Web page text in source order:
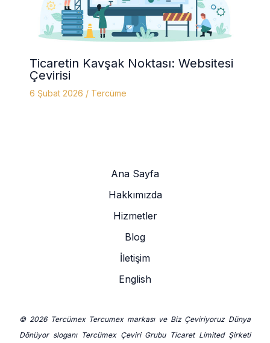
Ticaretin Kavşak Noktası: Websitesi
Çevirisi
6 Şubat 2026 / Tercüme
Ana Sayfa
Hakkımızda
Hizmetler
Blog
İletişim
English
© 2026 Tercümex Tercumex markası ve Biz Çeviriyoruz Dünya
Dönüyor sloganı Tercümex Çeviri Grubu Ticaret Limited Şirketi